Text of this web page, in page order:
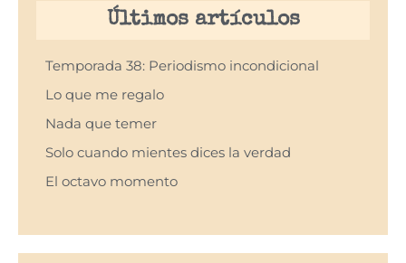
Últimos artículos
Temporada 38: Periodismo incondicional
Lo que me regalo
Nada que temer
Solo cuando mientes dices la verdad
El octavo momento